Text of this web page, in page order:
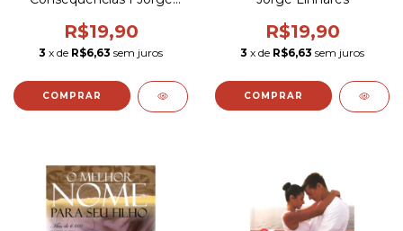
R$19,90
3 x de R$6,63 sem juros
R$19,90
3 x de R$6,63 sem juros